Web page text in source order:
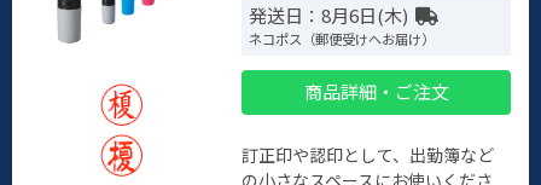
発送日：8月6日(木)
ネコポス（郵便受けへお届け）
商品詳細・ご注文
訂正印や認印として、出勤簿など
の小さなスペースにお使いくださ